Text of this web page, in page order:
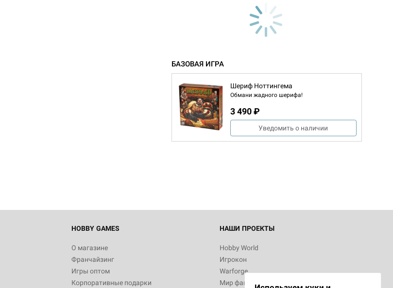
БАЗОВАЯ ИГРА
Шериф Ноттингема
Обмани жадного шерифа!
3 490 ₽
Уведомить о наличии
HOBBY GAMES
О магазине
Франчайзинг
Игры оптом
Корпоративные подарки
НАШИ ПРОЕКТЫ
Hobby World
Игрокон
Warforge
Мир фантастики
империи: Боевая тревога
799
Настольная игра Hobby World Сумерки
империи. Четвёртая редакция: Грозовой
Рубеж